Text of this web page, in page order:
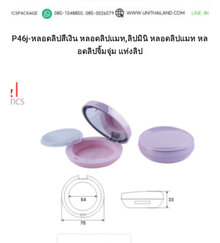
P46j-หลอดลิปสีเงิน หลอดลิปแมท,ลิปมินิ หลอดลิปแมท หล
อดลิปจิ้มจุ่ม แท่งลิป